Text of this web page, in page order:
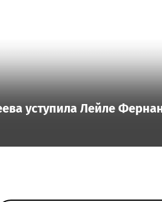
уступила Лейле